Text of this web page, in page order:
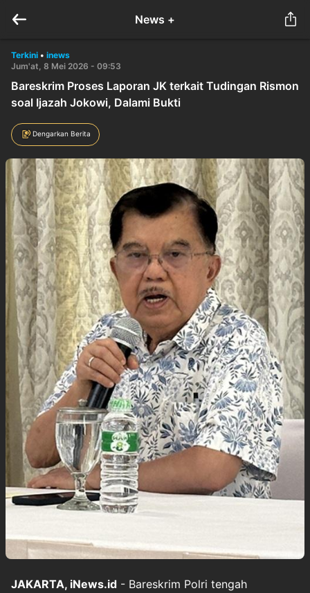
News +
Terkini • inews
Jum'at, 8 Mei 2026 - 09:53
Bareskrim Proses Laporan JK terkait Tudingan Rismon
soal Ijazah Jokowi, Dalami Bukti
Dengarkan Berita
JAKARTA, iNews.id - Bareskrim Polri tengah